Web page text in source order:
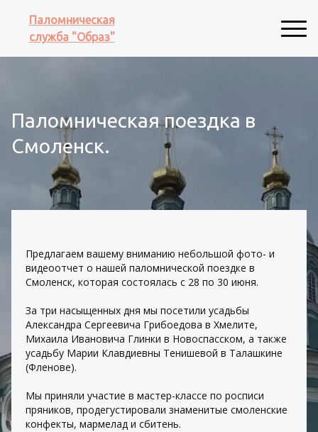
Паломническая
служба "Образ"
Паломническая поездка в
Смоленск.
Предлагаем вашему вниманию небольшой фото- и
видеоотчет о нашей паломнической поездке в
Смоленск, которая состоялась с 28 по 30 июня.
За три насыщенных дня мы посетили усадьбы
Александра Сергеевича Грибоедова в Хмелите,
Михаила Ивановича Глинки в Новоспасском, а также
усадьбу Марии Клавдиевны Тенишевой в Талашкине
(Фленове).
Мы приняли участие в мастер-классе по росписи
пряников, продегустировали знаменитые смоленские
конфекты, мармелад и сбитень.